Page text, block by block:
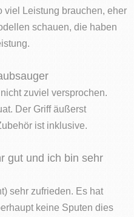
viel Leistung brauchen, eher
schauen, die haben
zuviel versprochen.
Der Griff äußerst
ist inklusive.
gut und ich bin sehr
sehr zufrieden. Es hat
keine Sputen dies